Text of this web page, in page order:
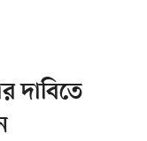
দাবিতে